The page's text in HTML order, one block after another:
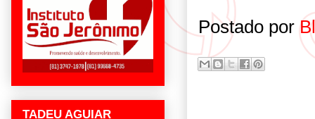
Postado por
TADEU AGUIAR